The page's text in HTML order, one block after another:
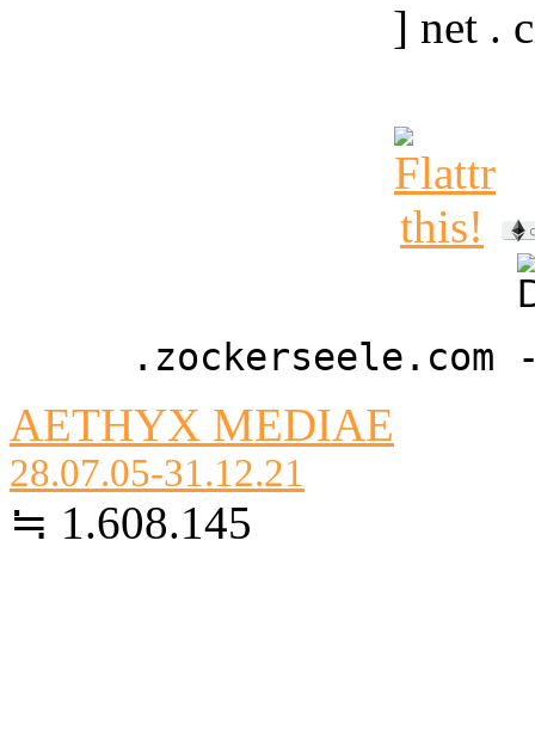
] net .
AETHYX MEDIAE
28.07.05-31.12.21
≒ 1.608.145